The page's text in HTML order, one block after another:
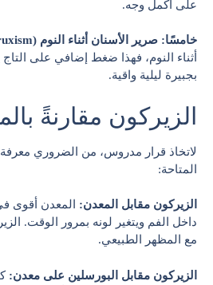
على أكمل وجه.
خامسًا: صرير الأسنان أثناء النوم (Bruxism)
أثناء النوم، فهذا ضغط إضافي على
بجبيرة ليلية واقية.
الزيركون مقارنةً
لاتخاذ قرار مدروس، من الضروري معرفة
المتاحة:
الزيركون مقابل المعدن: المعدن أقوى
داخل الفم ويتغير لونه بمرور الوقت.
مع المظهر الطبيعي.
الزيركون مقابل البورسلين على معدن: